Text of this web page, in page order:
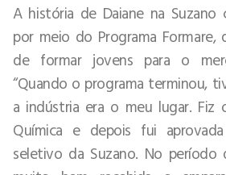
A história de Daiane na
por meio do Programa
de formar jovens para o
“Quando o programa terminou,
a indústria era o meu lugar. Fiz
Química e depois fui
seletivo da Suzano. No